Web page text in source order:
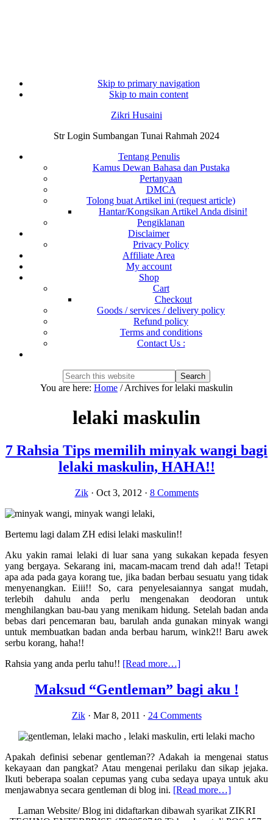
Skip to primary navigation
Skip to main content
Zikri Husaini
Str Login Sumbangan Tunai Rahmah 2024
Tentang Penulis
Kamus Dewan Bahasa dan Pustaka
Pertanyaan
DMCA
Tolong buat Artikel ini (request article)
Hantar/Kongsikan Artikel Anda disini!
Pengiklanan
Disclaimer
Privacy Policy
Affiliate Area
My account
Shop
Cart
Checkout
Goods / services / delivery policy
Refund policy
Terms and conditions
Contact Us :
Search
this
Hide
You are here: Home /Archives for lelaki maskulin
lelaki maskulin
7 Rahsia Tips memilih minyak wangi bagi
lelaki maskulin, HAHA!!
Zik· Oct 3, 2012 · 8 Comments
Bertemu lagi dalam ZH edisi lelaki maskulin!!
Aku yakin ramai lelaki di luar sana yang sukakan kepada fesyen
yang bergaya. Sekarang ini, macam-macam trend dah ada!! Tetapi
apa ada pada gaya korang tue, jika badan berbau sesuatu yang tidak
menyenangkan. Eiii!! So, cara penyelesaiannya sangat mudah,
terlebih dahulu anda perlu mengenakan deodoran untuk
menghilangkan bau-bau yang menikam hidung. Setelah badan anda
bebas dari pencemaran bau, barulah anda gunakan minyak wangi
untuk membuatkan badan anda berbau harum, wink2!! Baru awek
serbu korang, haha!!
Rahsia yang anda perlu tahu!! [Read more…]about
Rahsia
Tips
minyak
bagi
maskulin,
HAHA!!
Maksud “Gentleman” bagi aku !
Zik· Mar 8, 2011 · 24 Comments
Apakah definisi sebenar gentleman?? Adakah ia mengenai status
kekayaan dan pangkat? Atau mengenai perilaku dan sikap jejaka.
Ikuti beberapa soalan cepumas yang cuba sedaya upaya untuk aku
menjawabnya secara gentleman di blog ini. [Read more…]about
Laman Website/ Blog ini didaftarkan dibawah syarikat ZIKRI